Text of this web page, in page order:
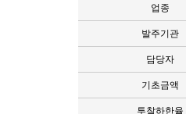
업종
발주기관
담당자
기초금액
투찰하한율